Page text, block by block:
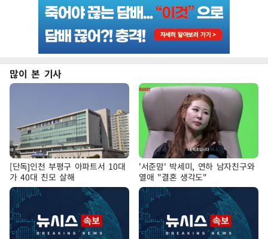
많이 본 기사
[단독]인천 부평구 아파트서 10대
가 40대 친모 살해
'서준맘' 박세미, 연하 남자친구와
열애 "결혼 생각도"